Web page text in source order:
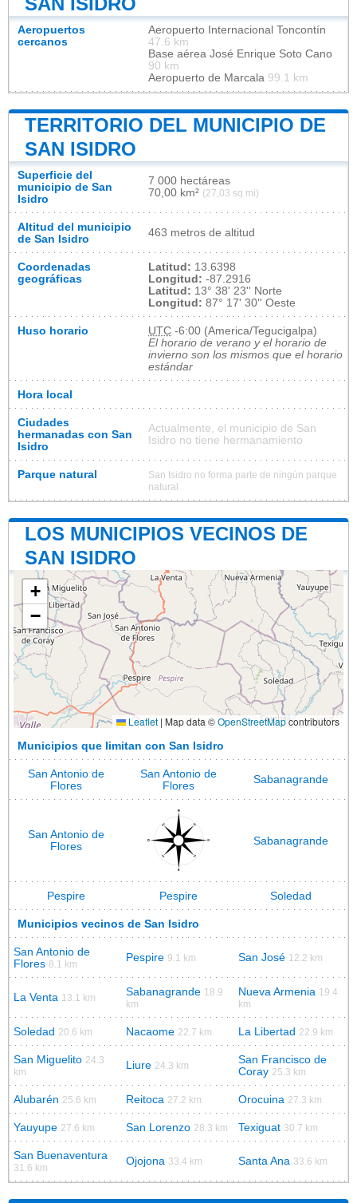
Aeropuertos
cercanos
Aeropuerto Internacional Toncontín
47.6 km
Base aérea José Enrique Soto Cano
90 km
Aeropuerto de Marcala 99.1 km
TERRITORIO DEL MUNICIPIO DE
SAN ISIDRO
Superficie del
municipio de San
Isidro
7 000 hectáreas
70,00 km² (27,03 sq mi)
Altitud del municipio
de San Isidro
463 metros de altitud
Coordenadas
geográficas
Latitud: 13.6398
Longitud: -87.2916
Latitud: 13° 38' 23'' Norte
Longitud: 87° 17' 30'' Oeste
Huso horario UTC -6:00 (America/Tegucigalpa)
El horario de verano y el horario de
invierno son los mismos que el horario
estándar
Hora local
Ciudades
hermanadas con San
Isidro
Actualmente, el municipio de San
Isidro no tiene hermanamiento
Parque natural
San Isidro no forma parte de ningún parque
natural
LOS MUNICIPIOS VECINOS DE
SAN ISIDRO
+
−
Leaflet | Map data ©OpenStreetMapcontributors
Municipios que limitan con San Isidro
San Antonio de
Flores
San Antonio de
Flores
Sabanagrande
San Antonio de
Flores
Sabanagrande
Pespire Pespire Soledad
Municipios vecinos de San Isidro
San Antonio de
Flores 8.1 km
Pespire 9.1 km San José 12.2 km
La Venta 13.1 km Sabanagrande 18.9
km
Nueva Armenia 19.4
km
Soledad 20.6 km Nacaome 22.7 km La Libertad 22.9 km
San Miguelito 24.3
km
Liure 24.3 km
San Francisco de
Coray 25.3 km
Alubarén 25.6 km Reitoca 27.2 km Orocuina 27.3 km
Yauyupe 27.6 km San Lorenzo 28.3 km Texiguat 30.7 km
San Buenaventura
31.6 km
Ojojona 33.4 km Santa Ana 33.6 km